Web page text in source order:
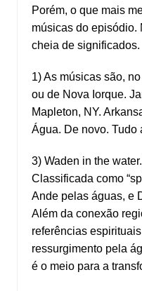
Porém, o que mais
músicas do episódio.
cheia de significados.
1) As músicas são,
ou de Nova Iorque.
Mapleton, NY.
Água. De novo. Tudo
3) Waden in the
Classificada como
Ande pelas águas, e
Além da conexão
referências
ressurgimento pela
é o meio para a